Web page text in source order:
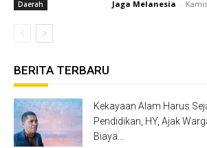
Daerah Jaga Melanesia -
BERITA TERBARU
Kekayaan Alam Harus
Pendidikan, HY, Ajak
Biaya...